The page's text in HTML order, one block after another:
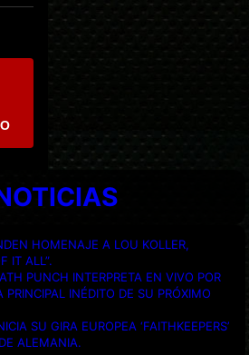
HOMENAJE A LOU KOLLER,
IT ALL”.
PUNCH INTERPRETA EN VIVO POR
PRINCIPAL INÉDITO DE SU PRÓXIMO
SU GIRA EUROPEA ‘FAITHKEEPERS’
ALEMANIA.